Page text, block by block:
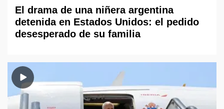
El drama de una niñera argentina
detenida en Estados Unidos: el pedido
desesperado de su familia